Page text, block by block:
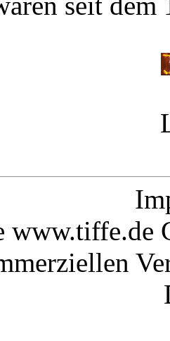
www.tiffe.de